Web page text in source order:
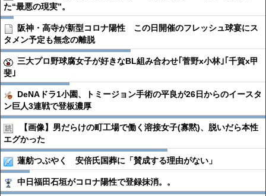
た“最悪の現実”。
阪神・高寺が新型コロナ陽性 この日開催のフレッシュ球宴にス
タメン予定も無念の離脱
三大プロ野球腐女子が好きなBL組み合わせ｢菅野x小林｣｢千賀x甲
斐｣
DeNAドラ1小園、トミージョン手術の平良が26日からのイースタ
ン巨人3連戦で登板濃厚
【画像】男だらけの町工場で働く溶接女子(寡黙)、脱いだら本性
エグかった
蓮舫つぶやく 安倍氏国葬に「賛成する理由がない」
中日福田石垣がコロナ陽性で登録抹消。。